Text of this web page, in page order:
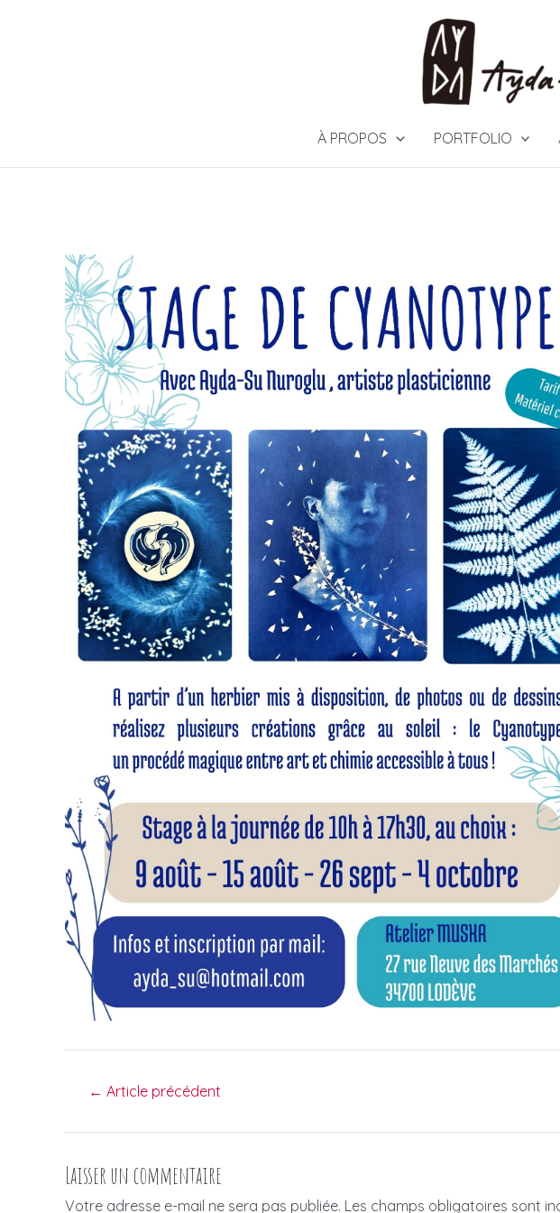
À PROPOS PORTFOLIO
Navigation
articles
← Article précédent
Laisser un commentaire
Votre adresse e-mail ne sera pas publiée. Les champs obligatoires sont